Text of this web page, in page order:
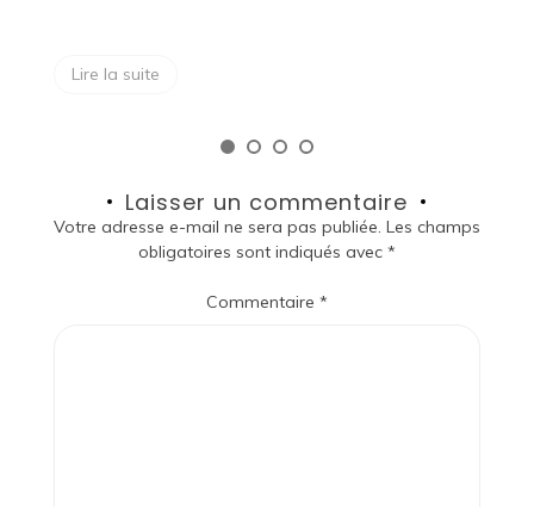
Lire la suite
Laisser un commentaire
Votre adresse e-mail ne sera pas publiée. Les champs
obligatoires sont indiqués avec *
Commentaire *